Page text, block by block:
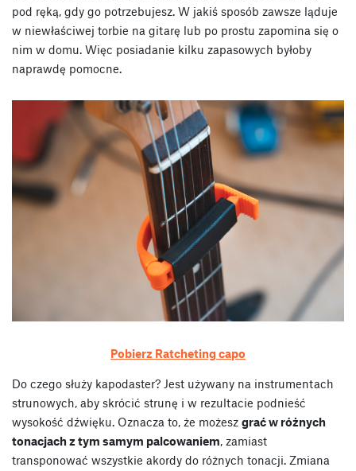
pod ręką, gdy go potrzebujesz. W jakiś sposób zawsze ląduje
w niewłaściwej torbie na gitarę lub po prostu zapomina się o
nim w domu. Więc posiadanie kilku zapasowych byłoby
naprawdę pomocne.
Pobierz Ratcheting capo
Do czego służy kapodaster? Jest używany na instrumentach
strunowych, aby skrócić strunę i w rezultacie podnieść
wysokość dźwięku. Oznacza to, że możesz grać w różnych
tonacjach z tym samym palcowaniem, zamiast
transponować wszystkie akordy do różnych tonacji. Zmiana